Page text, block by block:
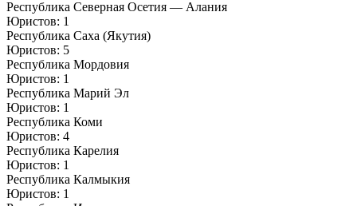
Республика Северная Осетия — Алания
Юристов: 1
Республика Саха (Якутия)
Юристов: 5
Республика Мордовия
Юристов: 1
Республика Марий Эл
Юристов: 1
Республика Коми
Юристов: 4
Республика Карелия
Юристов: 1
Республика Калмыкия
Юристов: 1